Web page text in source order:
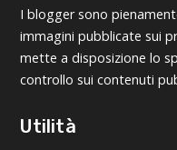
I blogger sono
immagini pubblicate sui
mette a disposizione lo
controllo sui contenuti
Utilità